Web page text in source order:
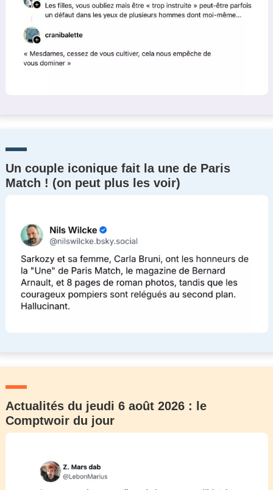
Un couple iconique fait la une de Paris
Match ! (on peut plus les voir)
Actualités du jeudi 6 août 2026 : le
Comptwoir du jour